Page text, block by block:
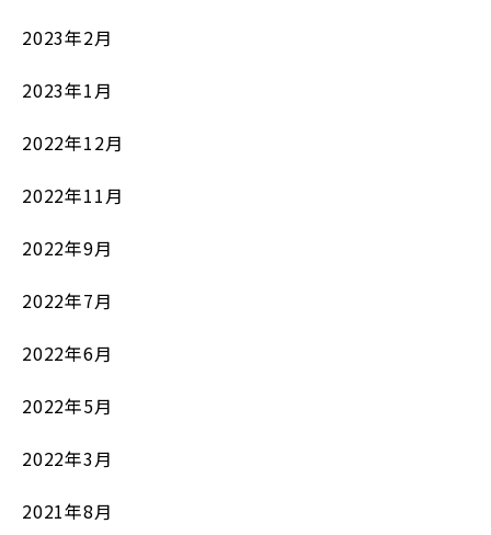
2023年2月
2023年1月
2022年12月
2022年11月
2022年9月
2022年7月
2022年6月
2022年5月
2022年3月
2021年8月